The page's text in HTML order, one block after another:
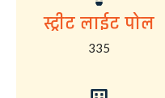
स्ट्रीट लाईट पोल
335